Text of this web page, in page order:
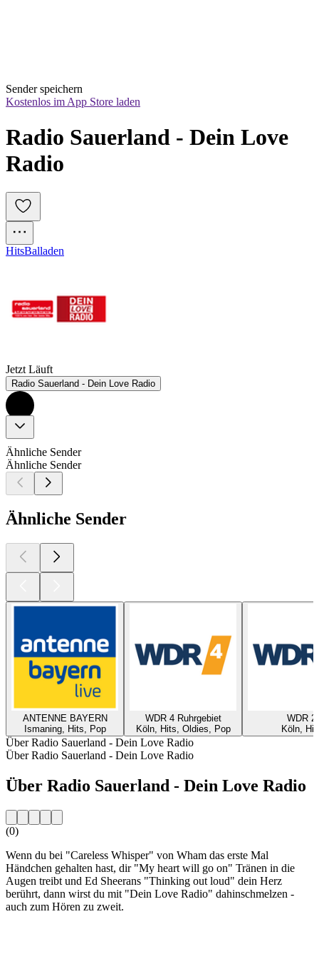
Sender speichern
Kostenlos im App Store laden
Radio Sauerland - Dein Love
Radio
HitsBalladen
Jetzt Läuft
Radio Sauerland - Dein Love Radio
Ähnliche Sender
Ähnliche Sender
Ähnliche Sender
ANTENNE BAYERN
Ismaning, Hits, Pop
WDR 4 Ruhrgebiet
Köln, Hits, Oldies, Pop
WDR 2
Köln,
Über Radio Sauerland - Dein Love Radio
Über Radio Sauerland - Dein Love Radio
Über Radio Sauerland - Dein Love Radio
(0)
Wenn du bei "Careless Whisper" von Wham das erste Mal
Händchen gehalten hast, dir "My heart will go on" Tränen in die
Augen treibt und Ed Sheerans "Thinking out loud" dein Herz
berührt, dann wirst du mit "Dein Love Radio" dahinschmelzen -
auch zum Hören zu zweit.